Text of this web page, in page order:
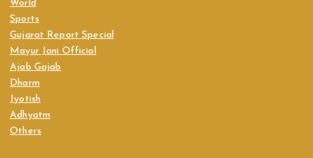
World
Sports
Gujarat Report Special
Mayur Jani Official
Ajab Gajab
Dharm
Jyotish
Adhyatm
Others